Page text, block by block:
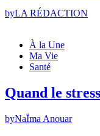
byLA RÉDACTION
À la Une
Ma Vie
Santé
Quand le
byNaÏma Anouar